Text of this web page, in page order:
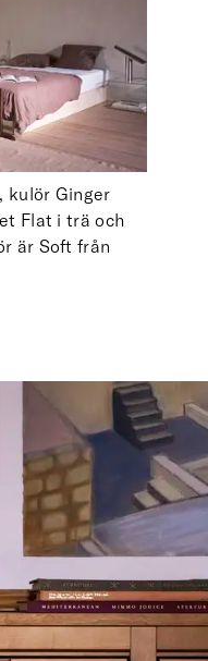
kulör Ginger
Flat i trä och
är Soft från